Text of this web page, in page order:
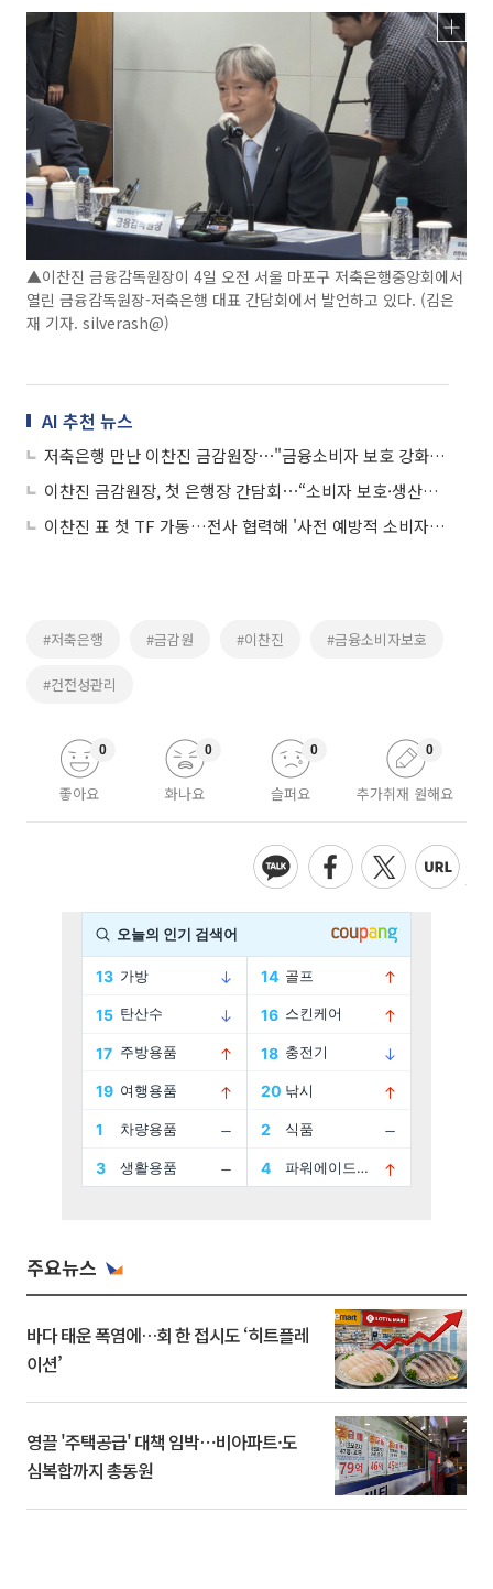
▲이찬진 금융감독원장이 4일 오전 서울 마포구 저축은행중앙회에서
열린 금융감독원장-저축은행 대표 간담회에서 발언하고 있다. (김은
재 기자. silverash@)
AI 추천 뉴스
저축은행 만난 이찬진 금감원장⋯"금융소비자 보호 강화" 당부
이찬진 금감원장, 첫 은행장 간담회⋯“소비자 보호·생산적 금융 강화해야”
이찬진 표 첫 TF 가동…전사 협력해 '사전 예방적 소비자보호' 강화
#저축은행 #금감원 #이찬진 #금융소비자보호
#건전성관리
좋아요
0
화나요
0
슬퍼요
0
추가취재 원해요
0
주요뉴스
바다 태운 폭염에…회 한 접시도 ‘히트플레
이션’
영끌 '주택공급' 대책 임박⋯비아파트·도
심복합까지 총동원